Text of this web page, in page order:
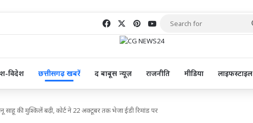
FacebookPinterest
YouTube
विदेश छत्तीसगढ़ खबरें द बाबूस न्यूज़ राजनीति मीडिया लाइफस्टाइल
साहू की मुश्किलें बढ़ी, कोर्ट ने 22 अक्टूबर तक भेजा ईडी रिमांड पर